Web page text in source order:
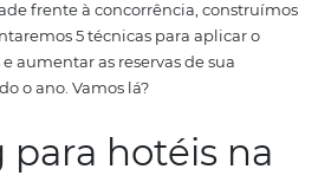
marketing para hotéise
ser colaborativas para o
precisamos considerar
em todo esse cenário e em
essas e outras informações, bem